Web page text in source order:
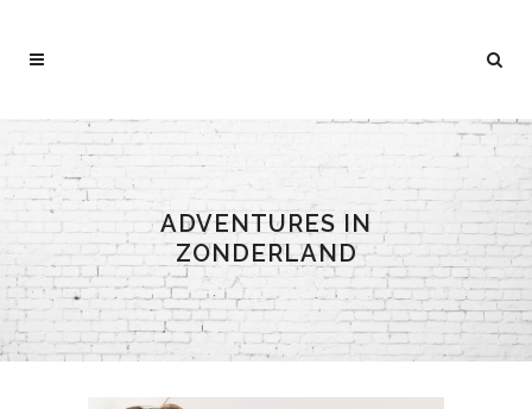
ADVENTURES IN
ZONDERLAND